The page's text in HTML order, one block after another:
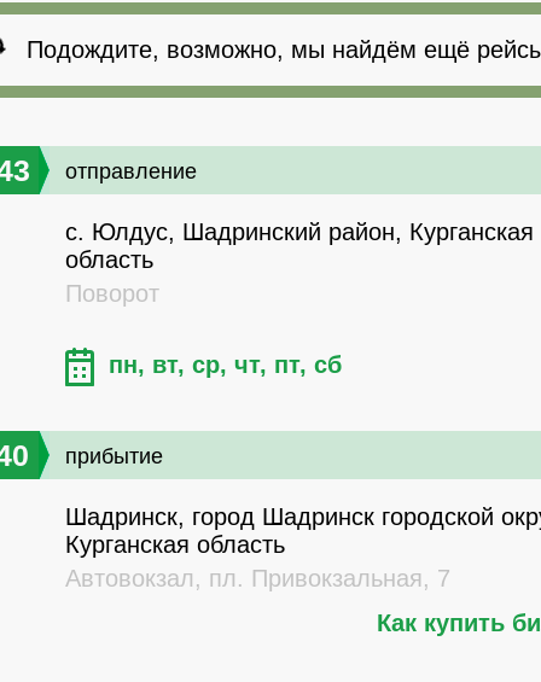
Подождите, возможно, мы найдём ещё
отправление
с. Юлдус, Шадринский район, Курганская
область
Поворот
пн, вт, ср, чт, пт, сб
прибытие
Шадринск, город Шадринск городской
Курганская область
Автовокзал, пл. Привокзальная, 7
Как купить